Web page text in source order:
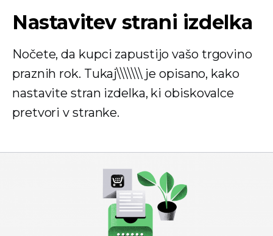
Nastavitev strani izdelka
Nočete, da kupci zapustijo vašo trgovino
praznih rok. Tukaj\\\\\\\ je opisano, kako
nastavite stran izdelka, ki obiskovalce
pretvori v stranke.